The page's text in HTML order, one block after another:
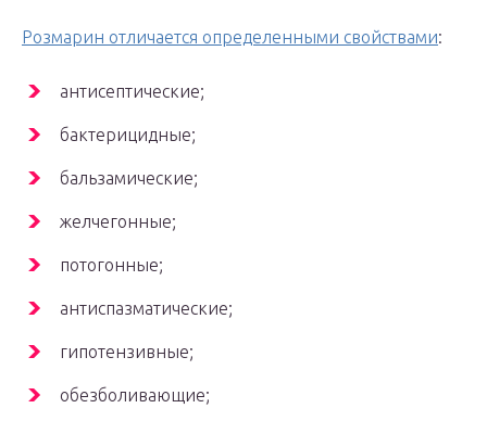
Розмарин отличается определенными свойствами:
антисептические;
бактерицидные;
бальзамические;
желчегонные;
потогонные;
антиспазматические;
гипотензивные;
обезболивающие;